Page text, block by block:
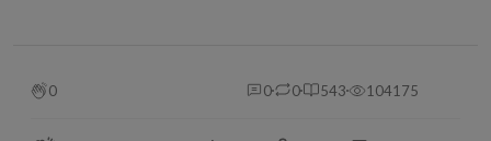
0 0 0 543 104175